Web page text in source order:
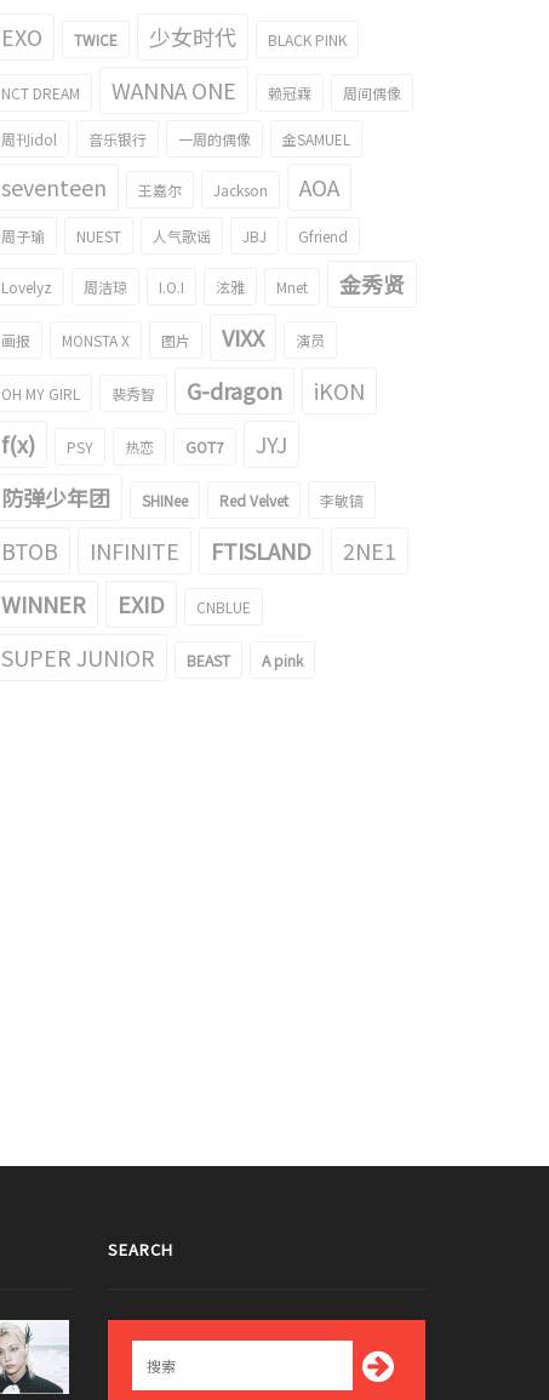
EXO TWICE 少女时代 BLACK PINK
NCT DREAM WANNA ONE 赖冠霖 周间偶像
周刊idol 音乐银行 一周的偶像 金SAMUEL
seventeen 王嘉尔 Jackson AOA
周子瑜 NUEST 人气歌谣 JBJ Gfriend
Lovelyz 周洁琼 I.O.I 泫雅 Mnet 金秀贤
画报 MONSTA X 图片 VIXX 演员
OH MY GIRL 裴秀智 G-dragon
iKON
f(x)
PSY 热恋 GOT7
JYJ
防弹少年团
SHINee Red Velvet 李敏镐
BTOB INFINITE FTISLAND
2NE1
WINNER
EXID CNBLUE
SUPER JUNIOR BEAST A pink
SEARCH